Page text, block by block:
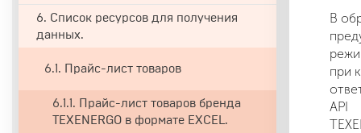
6. Список ресурсов для получения
данных.
6.1. Прайс-лист товаров
6.1.1. Прайс-лист товаров бренда
TEXENERGO в формате EXCEL.
В
при
API